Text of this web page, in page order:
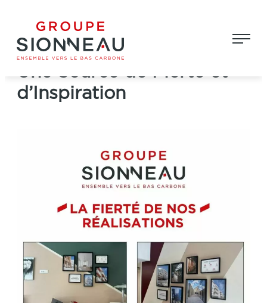
contenu
Célébrer nos Réalisations :
Une Source de Fierté et
d’Inspiration